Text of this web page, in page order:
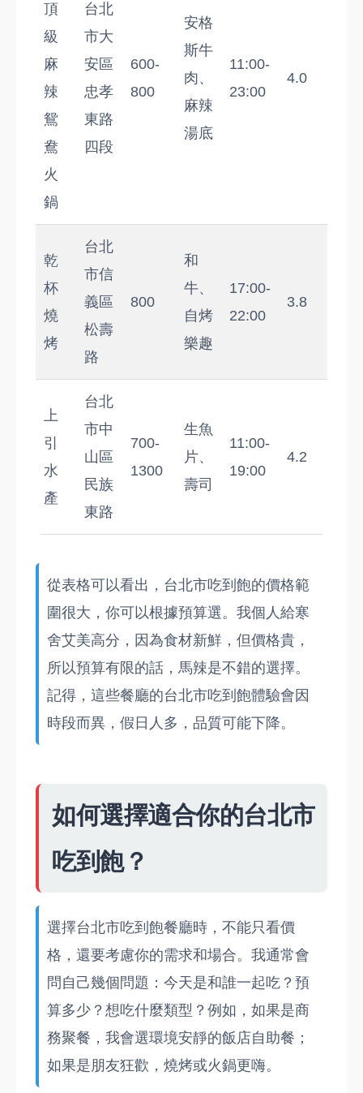
頂
級
麻
辣
鴛
鴦
火
鍋
台北
市大
安區
忠孝
東路
四段
600-
800
安格
斯牛
肉、
麻辣
湯底
11:00-
23:00
4.0
乾
杯
燒
烤
台北
市信
義區
松壽
路
800
和
牛、
自烤
樂趣
17:00-
22:00
3.8
上
引
水
產
台北
市中
山區
民族
東路
700-
1300
生魚
片、
壽司
11:00-
19:00
4.2
從表格可以看出，台北市吃到飽的價格範
圍很大，你可以根據預算選。我個人給寒
舍艾美高分，因為食材新鮮，但價格貴，
所以預算有限的話，馬辣是不錯的選擇。
記得，這些餐廳的台北市吃到飽體驗會因
時段而異，假日人多，品質可能下降。
如何選擇適合你的台北市
吃到飽？
選擇台北市吃到飽餐廳時，不能只看價
格，還要考慮你的需求和場合。我通常會
問自己幾個問題：今天是和誰一起吃？預
算多少？想吃什麼類型？例如，如果是商
務聚餐，我會選環境安靜的飯店自助餐；
如果是朋友狂歡，燒烤或火鍋更嗨。